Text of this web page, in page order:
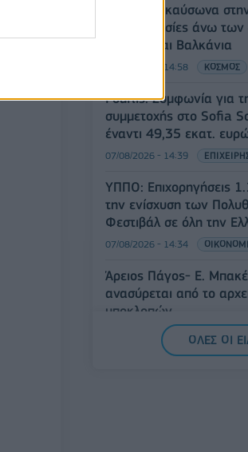
Νέο κύμα καύσωνα
Θερμοκρασίες άνω των
Ισπανία και Βαλκάνια
07/08/2026 - 14:58 ΚΟΣΜΟΣ
Fourlis: Συμφωνία για
συμμετοχής στο Sofia
έναντι 49,35 εκατ.
07/08/2026 - 14:39
ΥΠΠΟ: Επιχορηγήσεις
την ενίσχυση των
Φεστιβάλ σε όλη την
07/08/2026 - 14:34
Άρειος Πάγος- Ε.
ανασύρεται από το
υποκλοπών
07/08/2026 - 14:11
ΟΛΕΣ ΟΙ